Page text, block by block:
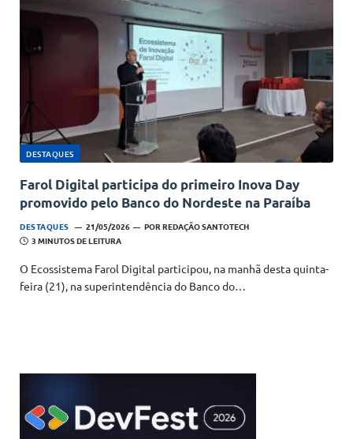
DESTAQUES
Farol Digital participa do primeiro Inova Day
promovido pelo Banco do Nordeste na Paraíba
DESTAQUES 21/05/2026 POR REDAÇÃO SANTOTECH
3 MINUTOS DE LEITURA
O Ecossistema Farol Digital participou, na manhã desta quinta-
feira (21), na superintendência do Banco do…